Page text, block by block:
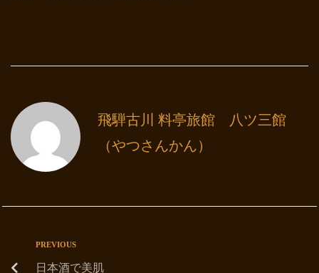
飛騨古川 料亭旅館 八ツ三館
（やつさんかん）
PREVIOUS
日本酒で美肌